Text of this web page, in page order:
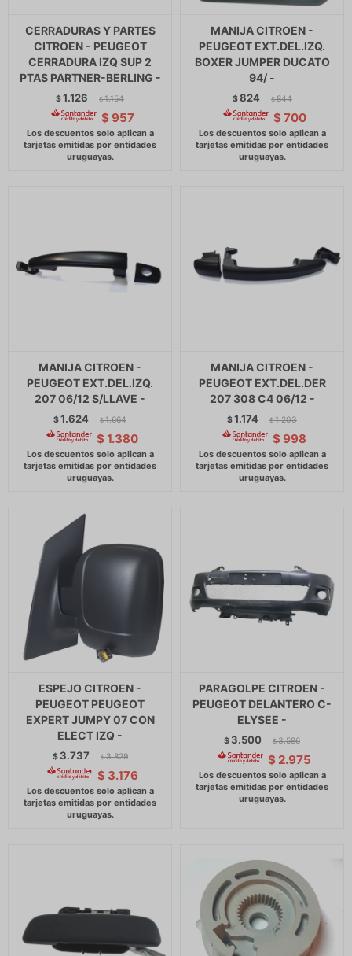
CERRADURAS Y PARTES
CITROEN - PEUGEOT
CERRADURA IZQ SUP 2
PTAS PARTNER-BERLING -
$1.126 $ 1.154
$ 957
MANIJA CITROEN -
PEUGEOT EXT.DEL.IZQ.
BOXER JUMPER DUCATO
94/ -
$824 $ 844
$ 700
MANIJA CITROEN -
PEUGEOT EXT.DEL.IZQ.
207 06/12 S/LLAVE -
$1.624 $ 1.664
$ 1.380
MANIJA CITROEN -
PEUGEOT EXT.DEL.DER
207 308 C4 06/12 -
$1.174 $ 1.203
$ 998
ESPEJO CITROEN -
PEUGEOT PEUGEOT
EXPERT JUMPY 07 CON
ELECT IZQ -
$ 3.737 $ 3.829
$ 3.176
PARAGOLPE CITROEN -
PEUGEOT DELANTERO C-
ELYSEE -
$ 3.500 $ 3.586
$ 2.975